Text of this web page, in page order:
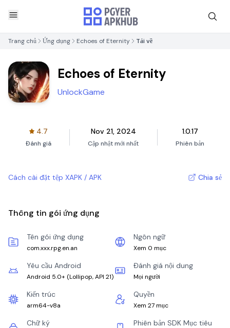
Trang chủ Ứng dụng Echoes of Eternity Tải về
Echoes of Eternity
UnlockGame
4.7
Đánh giá
Nov 21, 2024
Cập nhật mới nhất
1.0.17
Phiên bản
Cách cài đặt tệp XAPK / APK Chia sẻ
Thông tin gói ứng dụng
Tên gói ứng dụng
com.xxx.rpg.en.an
Ngôn ngữ
Xem 0 mục
Yêu cầu Android
Android 5.0+ (Lollipop, API 21)
Đánh giá nội dung
Mọi người
Kiến trúc
arm64-v8a
Quyền
Xem 27 mục
Chữ ký Phiên bản SDK Mục tiêu